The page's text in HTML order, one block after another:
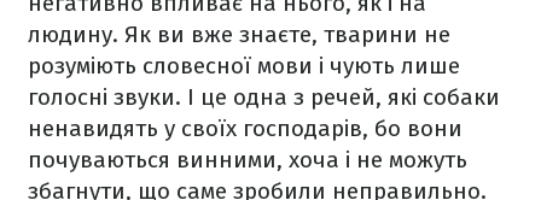
людину. Як ви вже знаєте, тварини не
розуміють словесної мови і чують лише
голосні звуки. І це одна з речей, які собаки
ненавидять у своїх господарів, бо вони
почуваються винними, хоча і не можуть
збагнути, що саме зробили неправильно.